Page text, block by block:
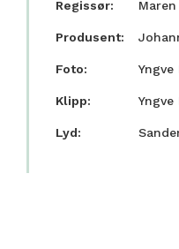
Regissør:
Produsent:
Foto:
Klipp:
Lyd: